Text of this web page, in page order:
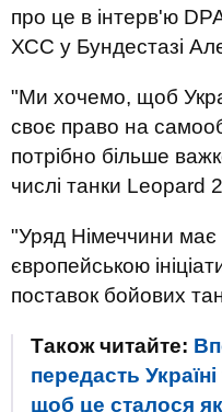
про це в інтерв'ю
ХСС у Бундестазі
"Ми хочемо, щоб
своє право на
потрібно більше
числі танки Leopard
"Уряд Німеччини має
європейською
поставок бойових
Також читайте:
передасть
щоб це сталося